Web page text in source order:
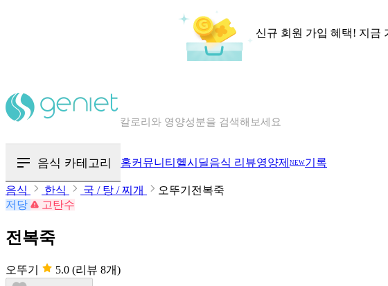
신규 회원 가입 혜택! 지금
칼로리와 영양성분을 검색해보세요
음식 카테고리 홈커뮤니티 헬시딜음식 리뷰영양제 NEW기록
음식 한식 국 / 탕 / 찌개
오뚜기전복죽
저당
고탄수
전복죽
오뚜기 5.0 (리뷰 8개)